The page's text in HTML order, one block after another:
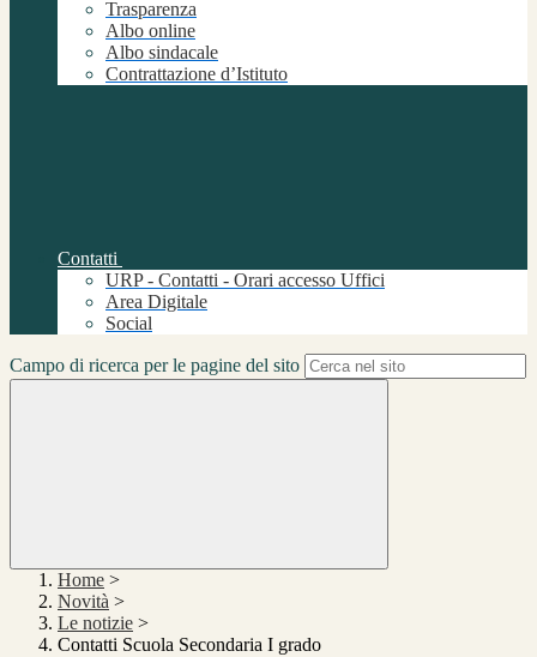
Trasparenza
Albo online
Albo sindacale
Contrattazione d’Istituto
Contatti
URP - Contatti - Orari accesso Uffici
Area Digitale
Social
Campo di ricerca per le pagine del sito
Home >
Novità >
Le notizie >
Contatti Scuola Secondaria I grado